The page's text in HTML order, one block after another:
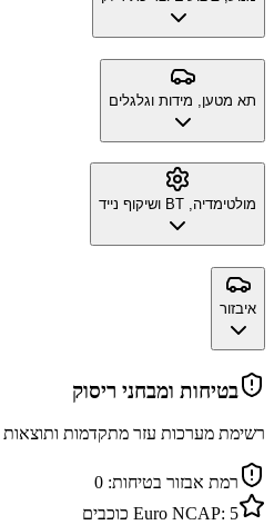
תא מטען, מידות וגלגלים
מולטימדיה, BT ושיקוף נייד
איבזור
בטיחות ומבחני ריסוק
רשימת מערכות עזר מתקדמות ותוצאות
רמת אבזור בטיחות: 0
Euro NCAP: 5 כוכבים